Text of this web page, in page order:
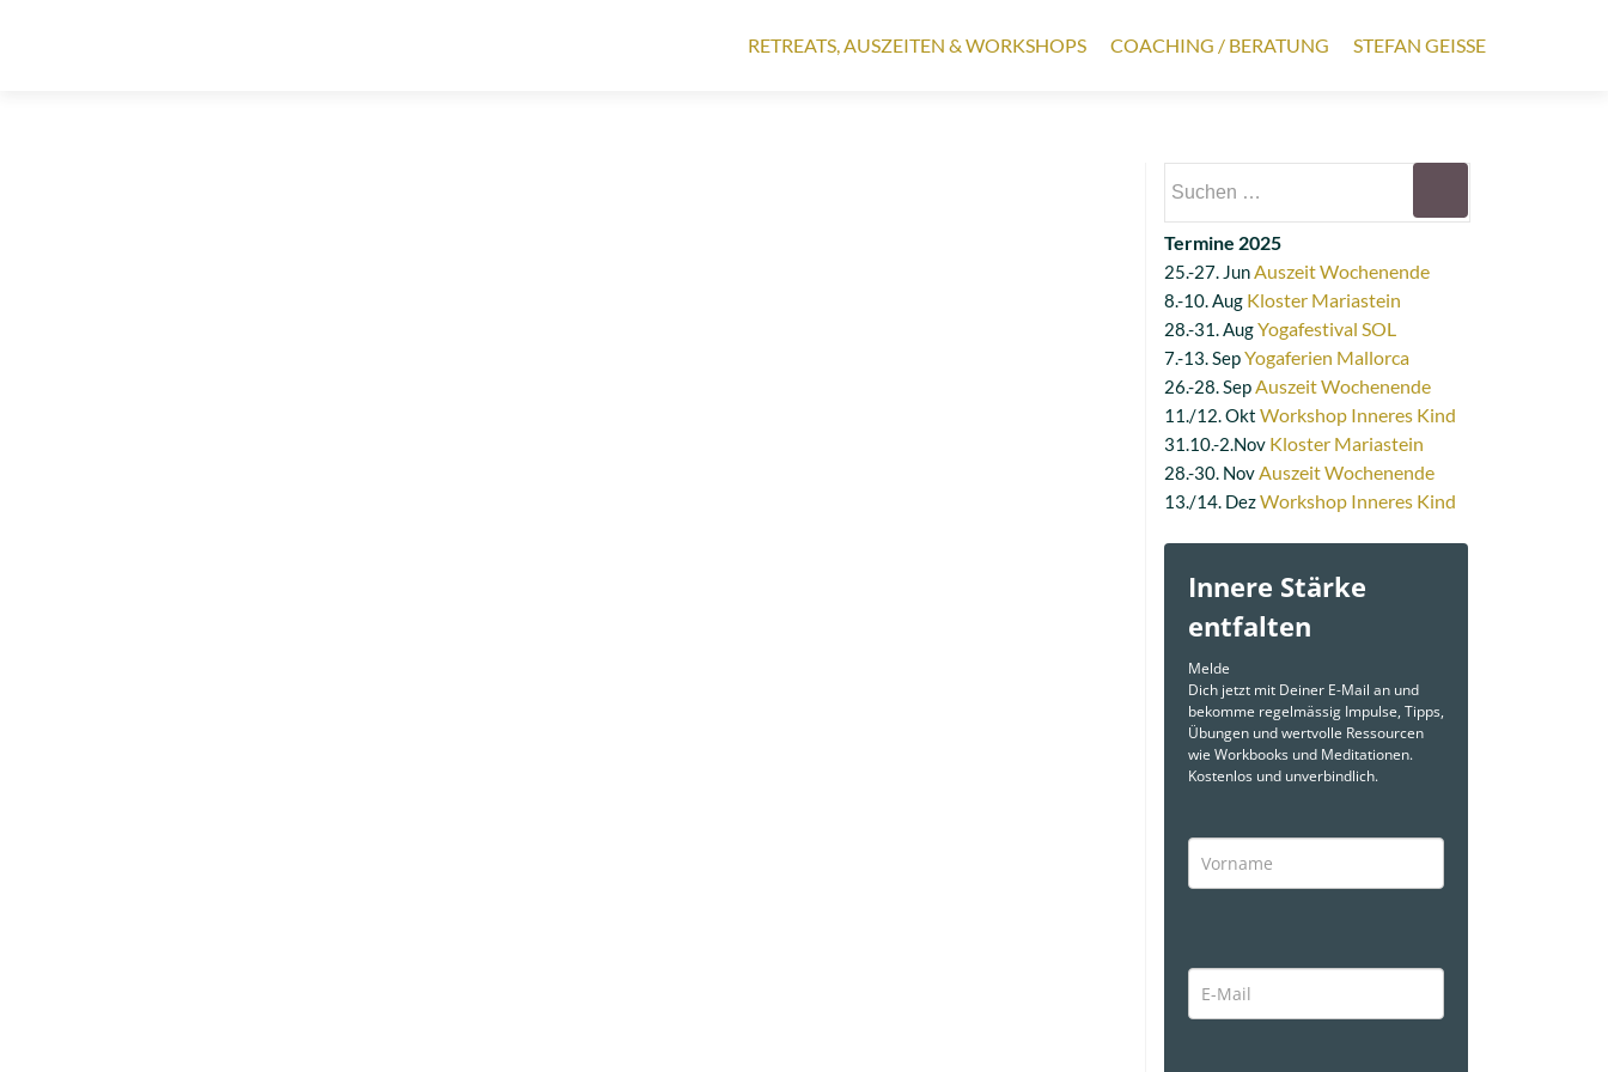
Inhalt
RETREATS, AUSZEITEN & WORKSHOPS COACHING / BERATUNG STEFAN GEISSE
nach:
Termine 2025
25.-27. JunAuszeit Wochenende
8.-10. Aug Kloster Mariastein
28.-31. AugYogafestival SOL
7.-13. SepYogaferien Mallorca
26.-28. SepAuszeit Wochenende
11./12. Okt Workshop Inneres Kind
31.10.-2.Nov Kloster Mariastein
28.-30. NovAuszeit Wochenende
13./14. DezWorkshop Inneres Kind
Innere Stärke
entfalten
Melde
Dich jetzt mit Deiner E-Mail an und
bekomme regelmässig Impulse, Tipps,
Übungen und wertvolle Ressourcen
wie Workbooks und Meditationen.
Kostenlos und unverbindlich.